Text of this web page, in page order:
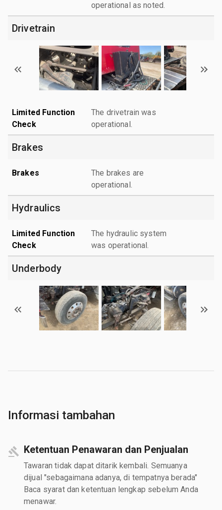
operational as noted.
Drivetrain
Limited Function
Check
The drivetrain was
operational.
Brakes
Brakes
The brakes are
operational.
Hydraulics
Limited Function
Check
The hydraulic system
was operational.
Underbody
Informasi tambahan
Ketentuan Penawaran dan Penjualan
Tawaran tidak dapat ditarik kembali. Semuanya
dijual "sebagaimana adanya, di tempatnya berada"
Baca syarat dan ketentuan lengkap sebelum Anda
menawar.